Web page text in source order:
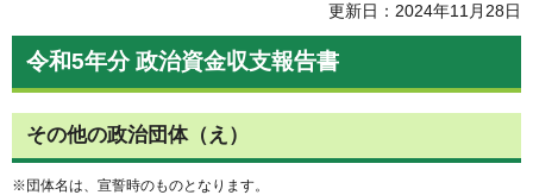
更新日：2024年11月28日
令和5年分 政治資金収支報告書
その他の政治団体（え）
※団体名は、宣誓時のものとなります。